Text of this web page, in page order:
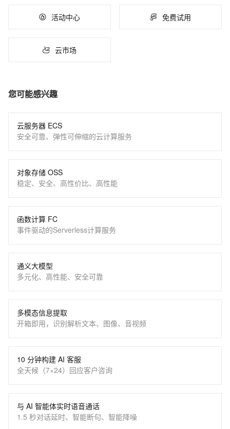
活动中心 免费试用
云市场
您可能感兴趣
云服务器 ECS
安全可靠、弹性可伸缩的云计算服务
对象存储 OSS
稳定、安全、高性价比、高性能
函数计算 FC
事件驱动的Serverless计算服务
通义大模型
多元化、高性能、安全可靠
多模态信息提取
开箱即用，识别解析文本、图像、音视频
10 分钟构建 AI 客服
全天候（7×24）回应客户咨询
与 AI 智能体实时语音通话
1.5 秒对话延时、智能断句、智能降噪